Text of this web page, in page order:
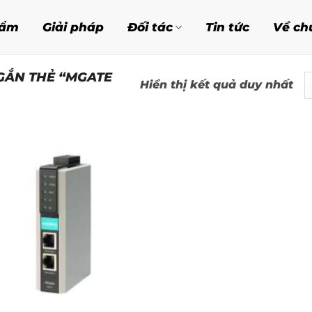
Giải pháp Đối tác Tin tức Về
THẺ “MGATE Hiển thị kết quả duy nhất